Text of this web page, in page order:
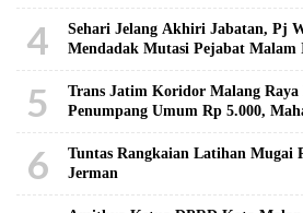
4
Sehari Jelang Akhiri Jabatan, Pj
Mendadak Mutasi Pejabat Malam
5
Trans Jatim Koridor Malang
Penumpang Umum Rp 5.000,
6
Tuntas Rangkaian Latihan Mugai Ryu Antara Indonesia dan
Jerman